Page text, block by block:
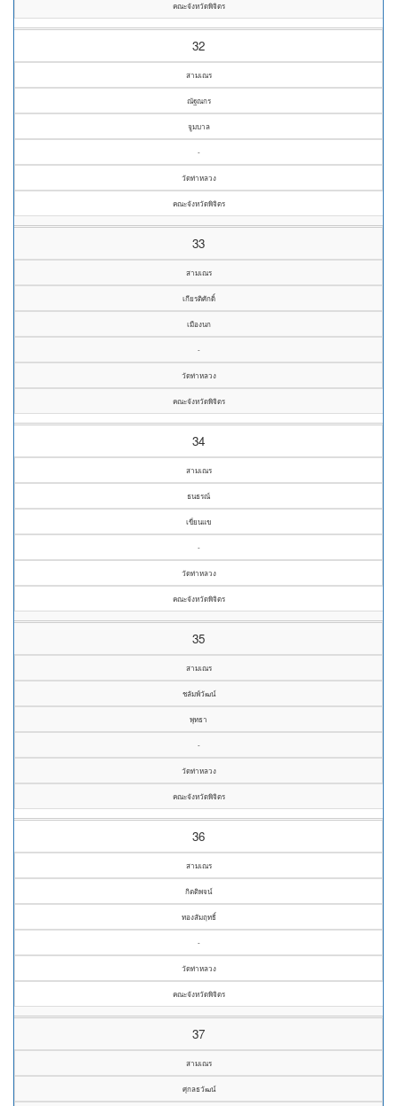
คณะจังหวัดพิจิตร
32
สามเณร
ณัฐณกร
จูมบาล
-
วัดท่าหลวง
คณะจังหวัดพิจิตร
33
สามเณร
เกียรติศักดิ์
เมืองนก
-
วัดท่าหลวง
คณะจังหวัดพิจิตร
34
สามเณร
ธนธรณ์
เขี่ยนแข
-
วัดท่าหลวง
คณะจังหวัดพิจิตร
35
สามเณร
ชลัมพ์วัฒน์
พุทธา
-
วัดท่าหลวง
คณะจังหวัดพิจิตร
36
สามเณร
กิตติพจน์
ทองสัมฤทธิ์
-
วัดท่าหลวง
คณะจังหวัดพิจิตร
37
สามเณร
ศุกลธวัฒน์